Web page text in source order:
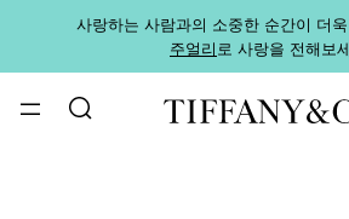
사랑하는 사람과의 소중한 순간이 더
주얼리로 사랑을 전해보